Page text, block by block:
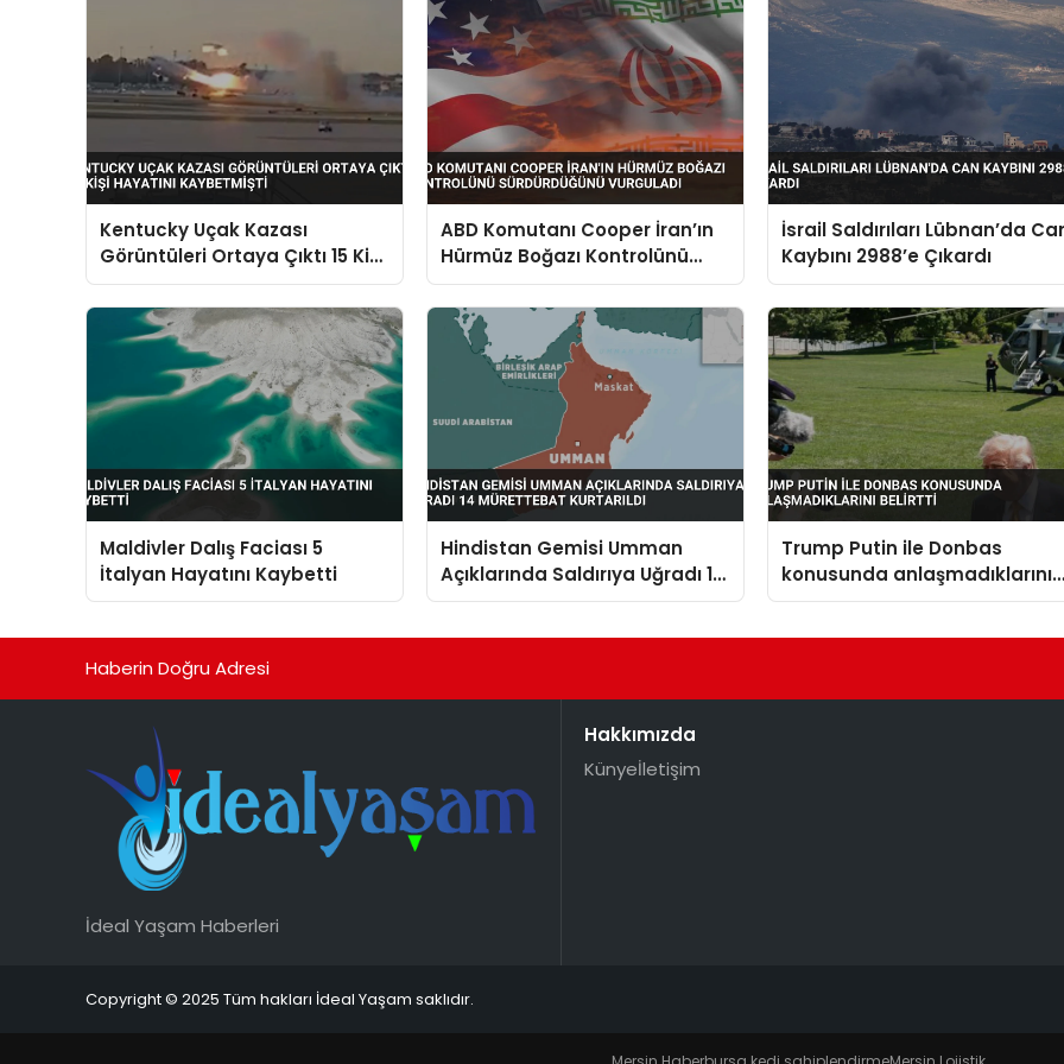
Kentucky Uçak Kazası
Görüntüleri Ortaya Çıktı 15 Kişi
Hayatını Kaybetmişti
ABD Komutanı Cooper İran’ın
Hürmüz Boğazı Kontrolünü
Sürdürdüğünü Vurguladı
İsrail Saldırıları Lübnan’da
Kaybını 2988’e Çıkardı
Maldivler Dalış Faciası 5
İtalyan Hayatını Kaybetti
Hindistan Gemisi Umman
Açıklarında Saldırıya Uğradı 14
Mürettebat Kurtarıldı
Trump Putin ile Donbas
konusunda anlaşmadıklarını
belirtti
Haberin Doğru Adresi
İdeal Yaşam Haberleri
Hakkımızda
Künyeİletişim
Copyright © 2025 Tüm hakları İdeal Yaşam saklıdır.